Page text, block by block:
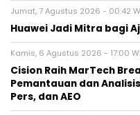
Jumat, 7 Agustus 2026 - 00:42
Huawei Jadi Mitra bagi
Kamis, 6 Agustus 2026 - 17:00
Cision Raih MarTech
Pemantauan dan
Pers, dan AEO